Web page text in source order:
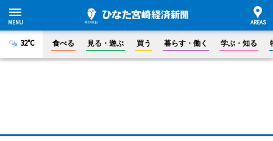
32°C 食べる 見る・遊ぶ 買う 暮らす・働く 学ぶ・知る